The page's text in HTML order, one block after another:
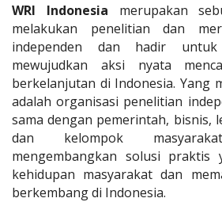
WRI Indonesia merupakan
melakukan penelitian dan
independen dan hadir
mewujudkan aksi nyata
berkelanjutan di Indonesia. Yang
adalah organisasi penelitian
sama dengan pemerintah, bisnis,
dan kelompok
mengembangkan solusi praktis
kehidupan masyarakat dan
berkembang di Indonesia.